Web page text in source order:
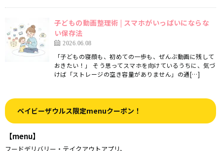
子どもの動画整理術 | スマホがいっぱいにならな
い保存法
2026.06.08
「子どもの寝顔も、初めての一歩も、ぜんぶ動画に残して
おきたい！」 そう思ってスマホを向けているうちに、気づ
けば「ストレージの空き容量がありません」の通[…]
ベイビーザウルス限定menuクーポン！
【menu】
フードデリバリー・テイクアウトアプリ。